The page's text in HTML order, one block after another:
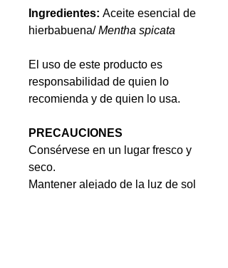
Ingredientes: Aceite esencial de
hierbabuena/Mentha spicata
El uso de este producto es
responsabilidad de quien lo
recomienda y de quien lo usa.
PRECAUCIONES
Consérvese en un lugar fresco y
seco.
Mantener alejado de la luz de sol